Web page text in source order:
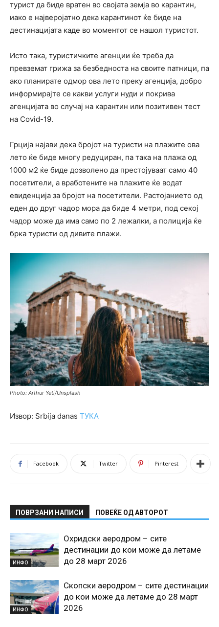
турист да биде вратен во својата земја во карантин,
иако е најверојатно дека карантинот ќе биде на
дестинацијата каде во моментот се нашол туристот.
Исто така, туристичките агенции ќе треба да
превземат грижа за безбедноста на своите патници, па
ако планирате одмор ова лето преку агенција, добро
информирајте се какви услуги нуди и покрива
агенцијата во случај на карантин или позитивен тест
на Covid-19.
Грција најави дека бројот на туристи на плажите ова
лето ќе биде многу редуциран, па така на плажа од
1000 м2 ќе биде дозволено да престојуваат само 40
посетители, а вработените на плажите ќе водат
евиденција за бројот на посетители. Растојанието од
еден до друг чадор мора да биде 4 метри, под секој
чадор може да има само по 2 лежалки, а полиција ќе
брка туристи од дивите плажи.
Photo: Arthur Yeti/Unsplash
Извор: Srbija danas ТУКА
Facebook Twitter Pinterest
ПОВРЗАНИ НАПИСИ ПОВЕЌЕ ОД АВТОРОТ
ИНФО
Охридски аеродром – сите
дестинации до кои може да летаме
до 28 март 2026
ИНФО
Скопски аеродром – сите дестинации
до кои може да летаме до 28 март
2026